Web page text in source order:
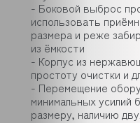
- Боковой выброс
использовать
размера и реже
из ёмкости
- Корпус из
простоту очистки и
- Перемещение
минимальных усилий
размеру, наличию